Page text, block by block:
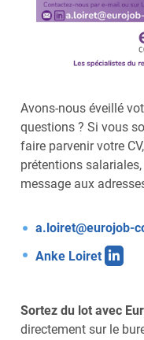
Avons-nous éveillé
questions ? Si vous
faire parvenir votre
prétentions
message aux
a.loiret@eurojob-
Anke Loiret
Sortez du lot avec
directement sur le